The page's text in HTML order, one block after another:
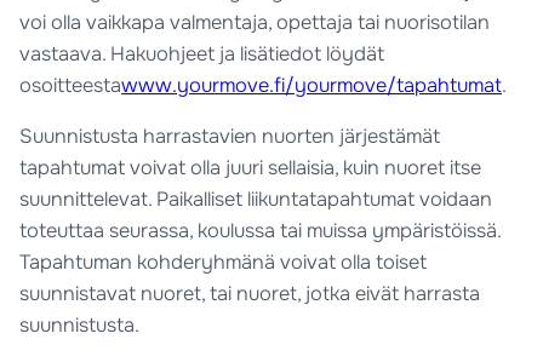
voi olla vaikkapa valmentaja, opettaja tai nuorisotilan
vastaava. Hakuohjeet ja lisätiedot löydät
osoitteestawww.yourmove.fi/yourmove/tapahtumat.
Suunnistusta harrastavien nuorten järjestämät
tapahtumat voivat olla juuri sellaisia, kuin nuoret itse
suunnittelevat. Paikalliset liikuntatapahtumat voidaan
toteuttaa seurassa, koulussa tai muissa ympäristöissä.
Tapahtuman kohderyhmänä voivat olla toiset
suunnistavat nuoret, tai nuoret, jotka eivät harrasta
suunnistusta.